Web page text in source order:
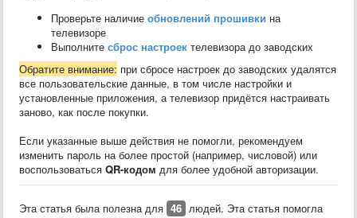
Проверьте наличие обновлений прошивки на
телевизоре
Выполните сброс настроек телевизора до заводских
Обратите внимание: при сбросе настроек до заводских удалятся
все пользовательские данные, в том числе настройки и
установленные приложения, а телевизор придётся настраивать
заново, как после покупки.
Если указанные выше действия не помогли, рекомендуем
изменить пароль на более простой (например, числовой) или
воспользоваться QR-кодом для более удобной авторизации.
Эта статья была полезна для 46 людей. Эта статья помогла